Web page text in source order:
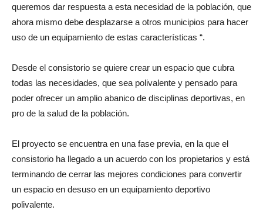
queremos dar respuesta a esta necesidad de la población, que
ahora mismo debe desplazarse a otros municipios para hacer
uso de un equipamiento de estas características “.
Desde el consistorio se quiere crear un espacio que cubra
todas las necesidades, que sea polivalente y pensado para
poder ofrecer un amplio abanico de disciplinas deportivas, en
pro de la salud de la población.
El proyecto se encuentra en una fase previa, en la que el
consistorio ha llegado a un acuerdo con los propietarios y está
terminando de cerrar las mejores condiciones para convertir
un espacio en desuso en un equipamiento deportivo
polivalente.